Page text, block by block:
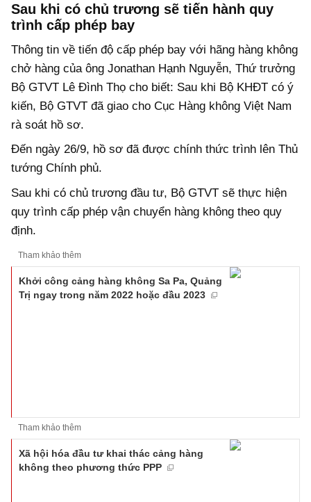
Sau khi có chủ trương sẽ tiến hành quy
trình cấp phép bay
Thông tin về tiến độ cấp phép bay với hãng hàng không
chở hàng của ông Jonathan Hạnh Nguyễn, Thứ trưởng
Bộ GTVT Lê Đình Thọ cho biết: Sau khi Bộ KHĐT có ý
kiến, Bộ GTVT đã giao cho Cục Hàng không Việt Nam
rà soát hồ sơ.
Đến ngày 26/9, hồ sơ đã được chính thức trình lên Thủ
tướng Chính phủ.
Sau khi có chủ trương đầu tư, Bộ GTVT sẽ thực hiện
quy trình cấp phép vận chuyển hàng không theo quy
định.
Tham khảo thêm
Khởi công cảng hàng không Sa Pa, Quảng
Trị ngay trong năm 2022 hoặc đầu 2023
Tham khảo thêm
Xã hội hóa đầu tư khai thác cảng hàng
không theo phương thức PPP